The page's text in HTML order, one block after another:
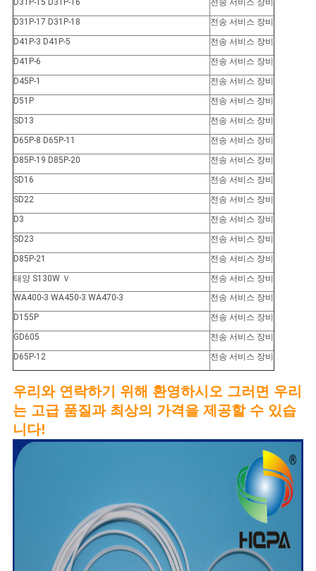
D31P-15 D31P-16
전송 서비스 장비
D31P-17 D31P-18
전송 서비스 장비
D41P-3 D41P-5
전송 서비스 장비
D41P-6
전송 서비스 장비
D45P-1
전송 서비스 장비
D51P
전송 서비스 장비
SD13
전송 서비스 장비
D65P-8 D65P-11
전송 서비스 장비
D85P-19 D85P-20
전송 서비스 장비
SD16
전송 서비스 장비
SD22
전송 서비스 장비
D3
전송 서비스 장비
SD23
전송 서비스 장비
D85P-21
전송 서비스 장비
태양 S130W Ｖ
전송 서비스 장비
WA400-3 WA450-3 WA470-3
전송 서비스 장비
D155P
전송 서비스 장비
GD605
전송 서비스 장비
D65P-12
전송 서비스 장비
우리와 연락하기 위해 환영하시오 그러면 우리
는 고급 품질과 최상의 가격을 제공할 수 있습
니다!